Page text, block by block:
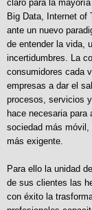
claro para la
Big Data, Internet of
ante un nuevo
de entender la vida,
incertidumbres. La
consumidores cada
empresas a dar el
procesos, servicios
hace necesaria
sociedad más
más exigente.
Para ello la unidad
de sus clientes las
con éxito la